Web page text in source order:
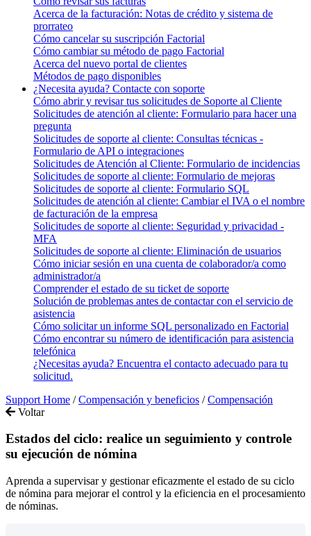
Acerca de la facturación: Notas de crédito y sistema de
prorrateo
Cómo cancelar su suscripción Factorial
Cómo cambiar su método de pago Factorial
Acerca del nuevo portal de clientes
Métodos de pago disponibles
¿Necesita ayuda? Contacte con soporte
Cómo abrir y revisar tus solicitudes de Soporte al Cliente
Solicitudes de atención al cliente: Formulario para hacer una
pregunta
Solicitudes de soporte al cliente: Consultas técnicas -
Formulario de API o integraciones
Solicitudes de Atención al Cliente: Formulario de incidencias
Solicitudes de soporte al cliente: Formulario de mejoras
Solicitudes de soporte al cliente: Formulario SQL
Solicitudes de atención al cliente: Cambiar el IVA o el nombre
de facturación de la empresa
Solicitudes de soporte al cliente: Seguridad y privacidad -
MFA
Solicitudes de soporte al cliente: Eliminación de usuarios
Cómo iniciar sesión en una cuenta de colaborador/a como
administrador/a
Comprender el estado de su ticket de soporte
Solución de problemas antes de contactar con el servicio de
asistencia
Cómo solicitar un informe SQL personalizado en Factorial
Cómo encontrar su número de identificación para asistencia
telefónica
¿Necesitas ayuda? Encuentra el contacto adecuado para tu
solicitud.
Support Home / Compensación y beneficios / Compensación
Voltar
Estados del ciclo: realice un seguimiento y controle
su ejecución de nómina
Aprenda a supervisar y gestionar eficazmente el estado de su ciclo
de nómina para mejorar el control y la eficiencia en el procesamiento
de nóminas.